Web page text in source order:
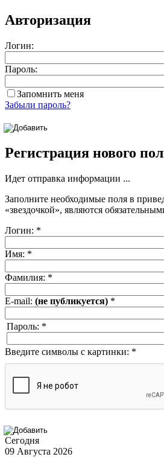
Авторизация
Логин:
Пароль:
Запомнить меня
Забыли пароль?
Регистрация нового
Идет отправка информации ...
Заполните необходимые поля в
«звездочкой», являются
Логин: *
Имя: *
Фамилия: *
E-mail: (не публикуется) *
Пароль: *
Введите символы с картинки: *
Сегодня
09 Августа 2026